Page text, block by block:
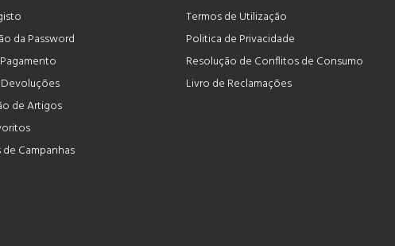
da Password
de Artigos
Campanhas
Termos de Utilização
Politica de Privacidade
Resolução de Conflitos de Consumo
Livro de Reclamações